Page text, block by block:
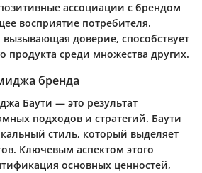
ассоциации с брендом
восприятие потребителя.
доверие, способствует
продукта среди множества других.
бренда
Баути — это результат
подходов и стратегий. Баути
стиль, который выделяет
Ключевым аспектом этого
основных ценностей,